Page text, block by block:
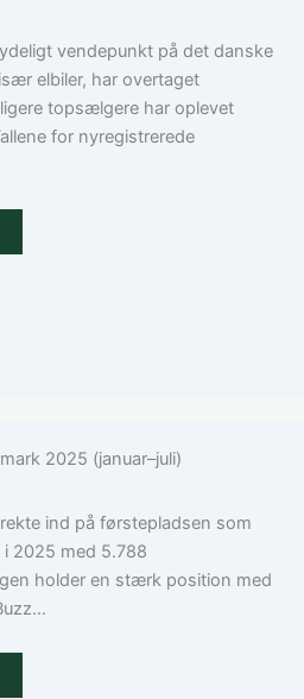
Guide
til
ansvar,
kasko
vendepunkt på det danske
elbiler, har overtaget
topsælgere har oplevet
for nyregistrerede
2025 (januar–juli)
ind på førstepladsen som
2025 med 5.788
holder en stærk position med